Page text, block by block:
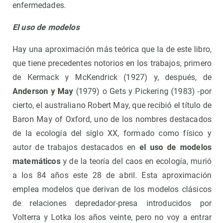
enfermedades.
El uso de modelos
Hay una aproximación más teórica que la de este libro,
que tiene precedentes notorios en los trabajos, primero
de Kermack y McKendrick (1927) y, después, de
Anderson y May (1979) o Gets y Pickering (1983) -por
cierto, el australiano Robert May, que recibió el título de
Baron May of Oxford, uno de los nombres destacados
de la ecología del siglo XX, formado como físico y
autor de trabajos destacados en el uso de modelos
matemáticosy de la teoría del caos en ecología, murió
a los 84 años este 28 de abril. Esta aproximación
emplea modelos que derivan de los modelos clásicos
de relaciones depredador-presa introducidos por
Volterra y Lotka los años veinte, pero no voy a entrar